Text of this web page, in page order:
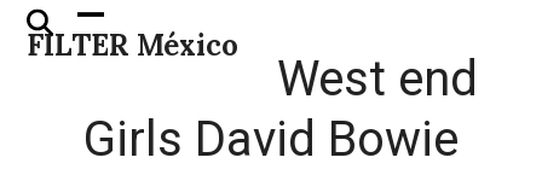
Skip
FILTER México
Open
mobile
Close
mobile
West end
Girls David Bowie